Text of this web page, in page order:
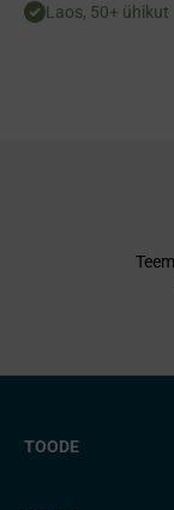
Laos, 50+ ühikut
TOODE